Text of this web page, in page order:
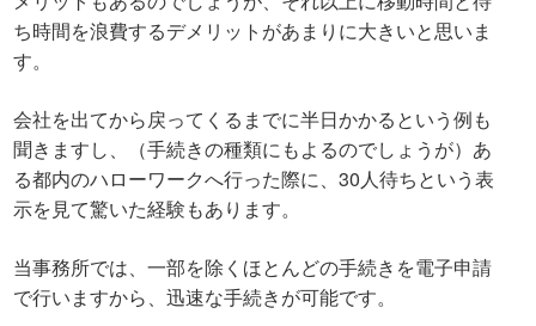
ち時間を浪費するデメリットがあまりに大きいと思いま
す。
会社を出てから戻ってくるまでに半日かかるという例も
聞きますし、（手続きの種類にもよるのでしょうが）あ
る都内のハローワークへ行った際に、30人待ちという表
示を見て驚いた経験もあります。
当事務所では、一部を除くほとんどの手続きを電子申請
で行いますから、迅速な手続きが可能です。